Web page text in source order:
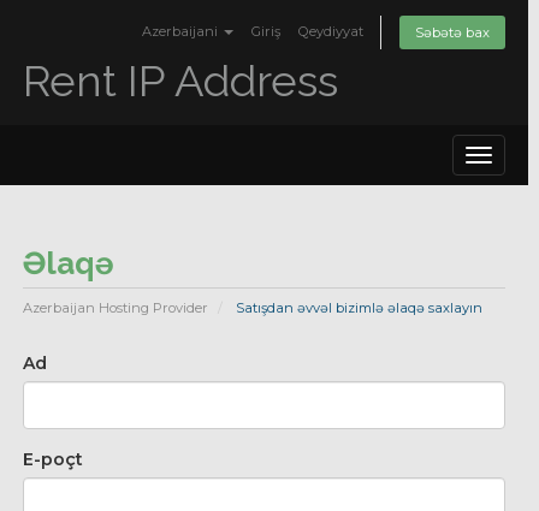
Azerbaijani Giriş Qeydiyyat Səbətə bax
Rent IP Address
Toggle
Əlaqə
Azerbaijan Hosting Provider Satışdan əvvəl bizimlə əlaqə saxlayın
Ad
E-poçt